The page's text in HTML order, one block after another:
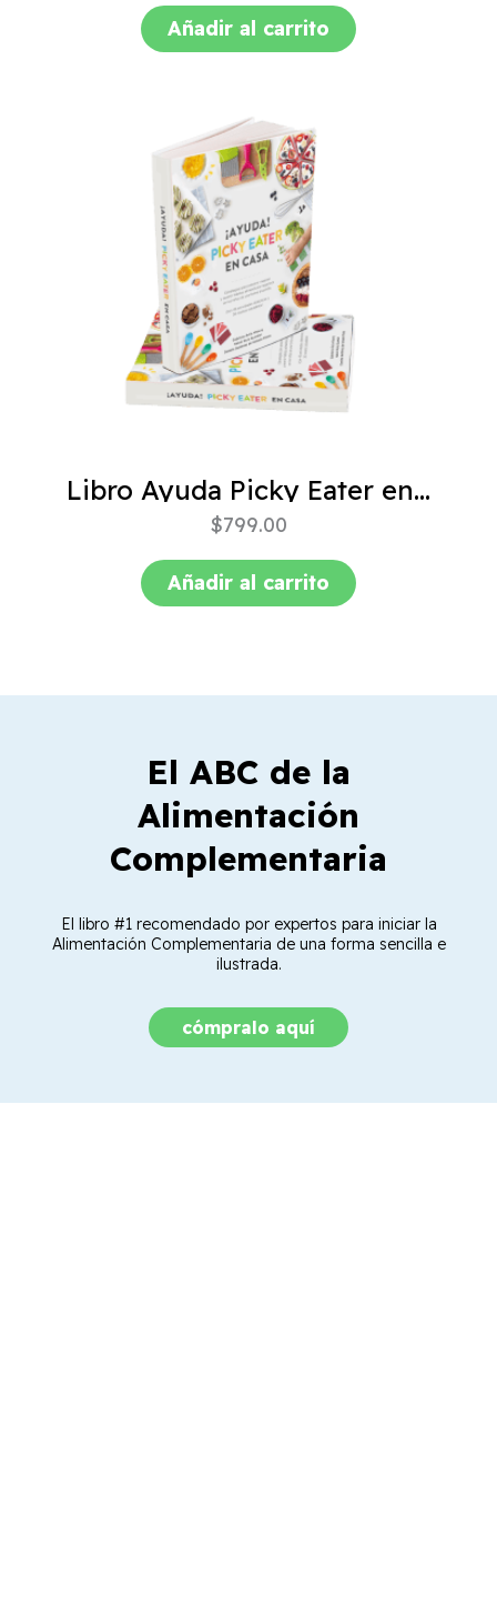
Añadir al carrito
Libro Ayuda Picky Eater en casa
$799.00
Añadir al carrito
El ABC de la
Alimentación
Complementaria
El libro #1 recomendado por expertos para iniciar la
Alimentación Complementaria de una forma sencilla e
ilustrada.
cómpralo aquí